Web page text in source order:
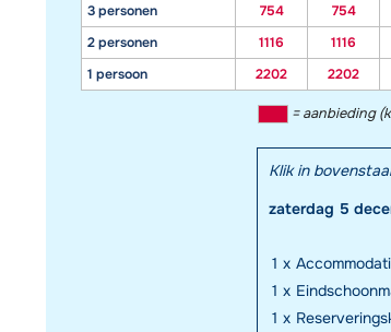
3 personen
2 personen
1 persoon
754
754
1116
1116
2202
2202
= aanbieding
Klik in
zaterdag 5
1 x
1 x
1 x